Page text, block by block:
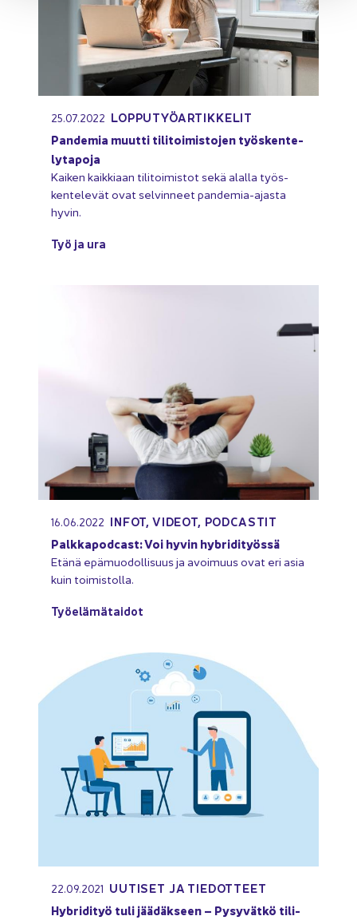
25.07.2022 LOP­PU­TYÖ­AR­TIK­KE­LIT
Pan­de­mia muut­ti ti­li­toi­mis­to­jen työs­ken­te­
ly­ta­po­ja
Kai­ken kaik­ki­aan ti­li­toi­mis­tot sekä alal­la työs­
ken­te­le­vät ovat sel­vin­neet pandemia-​ajasta
hyvin.
Työ ja ura
16.06.2022 INFOT, VI­DEOT, PODCAS­TIT
Palk­ka­podcast: Voi hyvin hy­bri­di­työs­sä
Etänä epä­muo­dol­li­suus ja avoi­muus ovat eri asia
kuin toi­mis­tol­la.
Työ­elä­mä­tai­dot
22.09.2021 UU­TI­SET JA TIE­DOT­TEET
Hy­bri­di­työ tuli jää­däk­seen – Py­sy­vät­kö ti­li­